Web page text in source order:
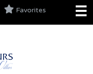
Favorites